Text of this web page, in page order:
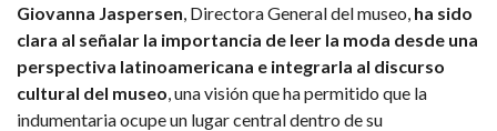
Giovanna Jaspersen , Directora General del museo, ha sido
clara al señalar la importancia de leer la moda desde una
perspectiva latinoamericana e integrarla al discurso
cultural del museo , una visión que ha permitido que la
indumentaria ocupe un lugar central dentro de su